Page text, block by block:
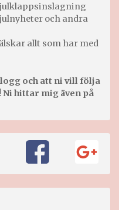
och andra
allt som har med
och att ni vill följa
hittar mig även på